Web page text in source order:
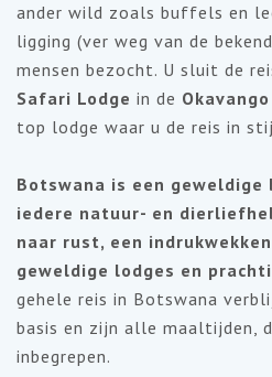
ander wild zoals buffels en
ligging (ver weg van de
mensen bezocht. U sluit de
Safari Lodge in de
top lodge waar u de reis in
Botswana is een geweldige
iedere natuur- en
naar rust, een
geweldige lodges en
gehele reis in Botswana
basis en zijn alle maaltijden,
inbegrepen.